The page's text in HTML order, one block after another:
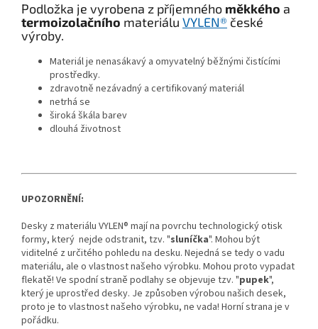
Podložka je vyrobena z příjemného měkkého a
termoizolačního materiálu VYLEN® české
výroby.
Materiál je nenasákavý a omyvatelný běžnými čistícími
prostředky.
zdravotně nezávadný a certifikovaný materiál
netrhá se
široká škála barev
dlouhá životnost
UPOZORNĚNÍ:
Desky z materiálu VYLEN® mají na povrchu technologický otisk
formy, který nejde odstranit, tzv. "sluníčka". Mohou být
viditelné z určitého pohledu na desku. Nejedná se tedy o vadu
materiálu, ale o vlastnost našeho výrobku. Mohou proto vypadat
flekatě! Ve spodní straně podlahy se objevuje tzv. "pupek",
který je uprostřed desky. Je způsoben výrobou našich desek,
proto je to vlastnost našeho výrobku, ne vada! Horní strana je v
pořádku.